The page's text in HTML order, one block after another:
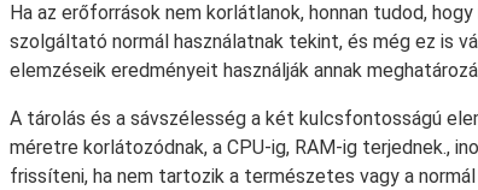
Ha az erőforrások nem korlátlanok, honnan tudod,
szolgáltató normál használatnak tekint, és még ez is
elemzéseik eredményeit használják annak
A tárolás és a sávszélesség a két kulcsfontosságú
méretre korlátozódnak, a CPU-ig, RAM-ig terjednek.,
frissíteni, ha nem tartozik a természetes vagy a normál